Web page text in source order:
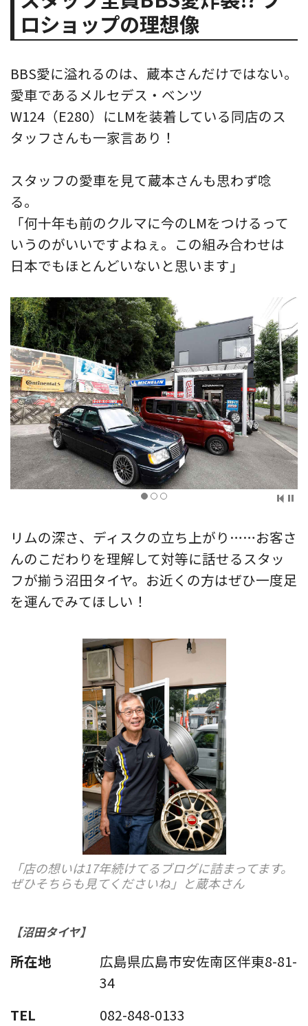
ロショップの理想像
BBS愛に溢れるのは、蔵本さんだけではない。
愛車であるメルセデス・ベンツ
W124（E280）にLMを装着している同店のス
タッフさんも一家言あり！
スタッフの愛車を見て蔵本さんも思わず唸
る。
「何十年も前のクルマに今のLMをつけるって
いうのがいいですよねぇ。この組み合わせは
日本でもほとんどいないと思います」
リムの深さ、ディスクの立ち上がり……お客さ
んのこだわりを理解して対等に話せるスタッ
フが揃う沼田タイヤ。お近くの方はぜひ一度足
を運んでみてほしい！
「店の想いは17年続けてるブログに詰まってます。
ぜひそちらも見てくださいね」と蔵本さん
所在地
広島県広島市安佐南区伴東8-81-
34
TEL
082-848-0133
【沼田タイヤ】